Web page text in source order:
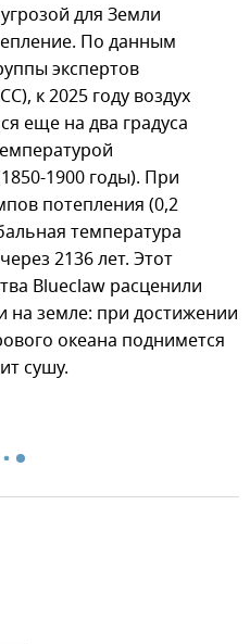
для Земли
По данным
экспертов
к 2025 году воздух
еще на два градуса
1900 годы). При
потепления (0,2
температура
2136 лет. Этот
Blueclaw расценили
на земле: при достижении
океана поднимется
сушу.